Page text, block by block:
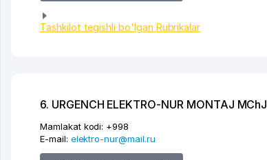
Tashkilot tegishli bo'lgan Rubrikalar
6. URGENCH ELEKTRO-NUR MONTAJ MChJ
Mamlakat kodi: +998
E-mail: elektro-nur@mail.ru